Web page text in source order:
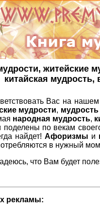
житейские
китайская мудрость,
Вас на
мудрости,
народная мудрость,
поделены по векам
найдет! Афоризмы и
в нужный
что Вам будет
рекламы: